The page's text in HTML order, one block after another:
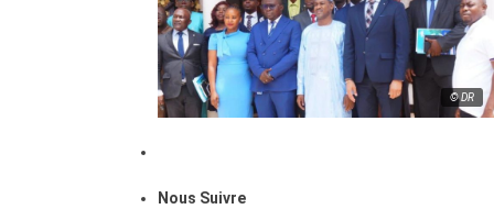
© DR
Nous Suivre